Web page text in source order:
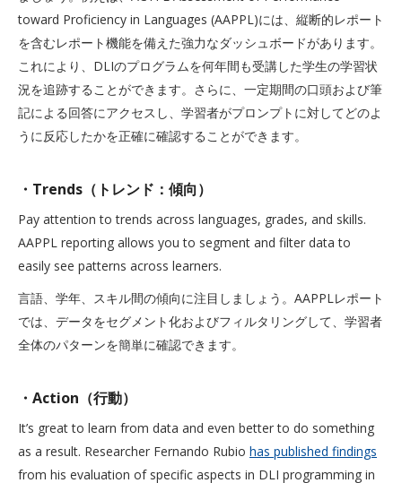
toward Proficiency in Languages (AAPPL)には、縦断的レポート
を含むレポート機能を備えた強力なダッシュボードがあります。
これにより、DLIのプログラムを何年間も受講した学生の学習状
況を追跡することができます。さらに、一定期間の口頭および筆
記による回答にアクセスし、学習者がプロンプトに対してどのよ
うに反応したかを正確に確認することができます。
・Trends（トレンド：傾向）
Pay attention to trends across languages, grades, and skills.
AAPPL reporting allows you to segment and filter data to
easily see patterns across learners.
言語、学年、スキル間の傾向に注目しましょう。AAPPLレポート
では、データをセグメント化およびフィルタリングして、学習者
全体のパターンを簡単に確認できます。
・Action（行動）
It’s great to learn from data and even better to do something
as a result. Researcher Fernando Rubio has published findings
from his evaluation of specific aspects in DLI programming in